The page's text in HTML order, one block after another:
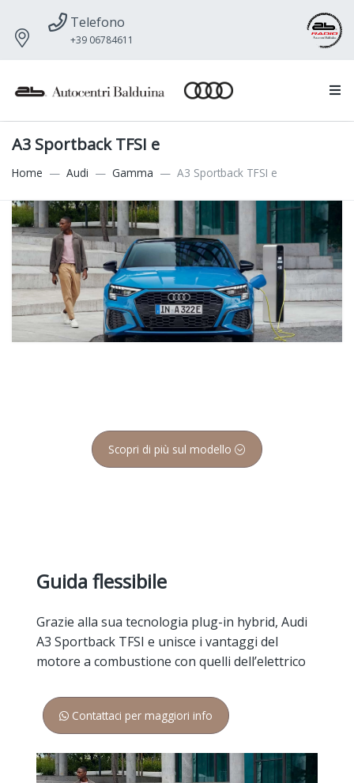
Telefono
+39 06784611
A3 Sportback TFSI e
Home Audi Gamma A3 Sportback TFSI e
Scopri di più sul modello
Guida flessibile
Grazie alla sua tecnologia plug-in hybrid, Audi
A3 Sportback TFSI e unisce i vantaggi del
motore a combustione con quelli dell’elettrico
Contattaci per maggiori info